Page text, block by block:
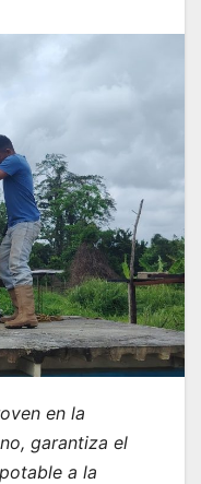
en la
garantiza el
a la